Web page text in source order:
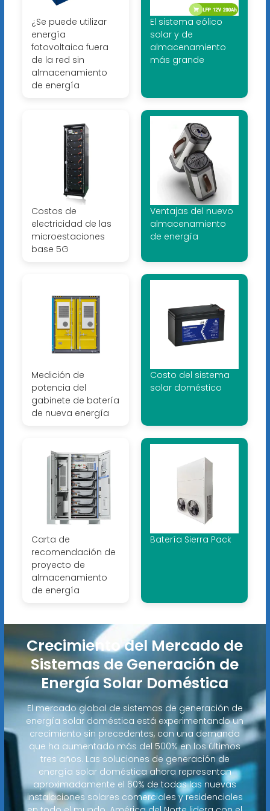
¿Se puede utilizar
energía
fotovoltaica fuera
de la red sin
almacenamiento
de energía
El sistema eólico
solar y de
almacenamiento
más grande
Costos de
electricidad de las
microestaciones
base 5G
Ventajas del nuevo
almacenamiento
de energía
Medición de
potencia del
gabinete de batería
de nueva energía
Costo del sistema
solar doméstico
Carta de
recomendación de
proyecto de
almacenamiento
de energía
Batería Sierra Pack
Crecimiento del Mercado de
Sistemas de Generación de
Energía Solar Doméstica
El mercado global de sistemas de generación de
energía solar doméstica está experimentando un
crecimiento sin precedentes, con una demanda
que ha aumentado más del 500% en los últimos
tres años. Las soluciones de generación de
energía solar doméstica ahora representan
aproximadamente el 60% de todas las nuevas
instalaciones solares comerciales y residenciales